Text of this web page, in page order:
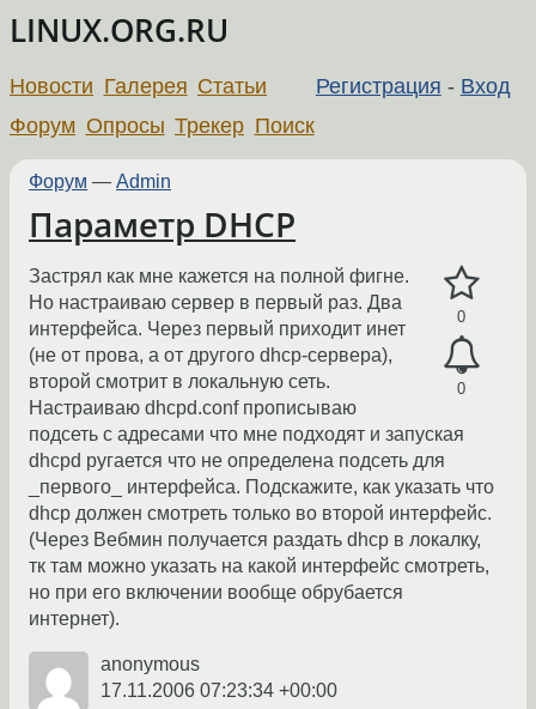
LINUX.ORG.RU
Регистрация - Вход
Новости Галерея Статьи
Форум Опросы Трекер Поиск
Форум — Admin
Параметр DHCP
0
0
Застрял как мне кажется на полной фигне.
Но настраиваю сервер в первый раз. Два
интерфейса. Через первый приходит инет
(не от прова, а от другого dhcp-сервера),
второй смотрит в локальную сеть.
Настраиваю dhcpd.conf прописываю
подсеть с адресами что мне подходят и запуская
dhcpd ругается что не определена подсеть для
_первого_ интерфейса. Подскажите, как указать что
dhcp должен смотреть только во второй интерфейс.
(Через Вебмин получается раздать dhcp в локалку,
тк там можно указать на какой интерфейс смотреть,
но при его включении вообще обрубается
интернет).
anonymous
17.11.2006 07:23:34 +00:00